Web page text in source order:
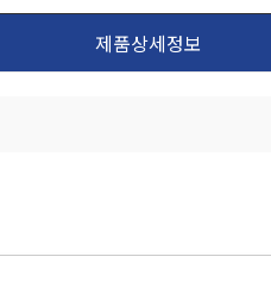
제품상세정보